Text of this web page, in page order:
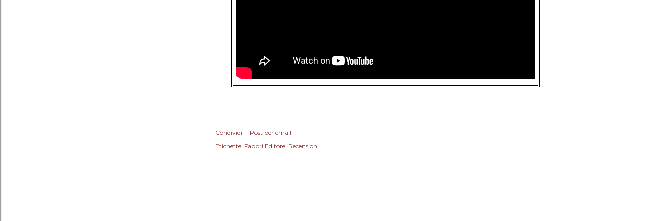
Condividi
Post per email
Etichette: Fabbri Editore Recensioni